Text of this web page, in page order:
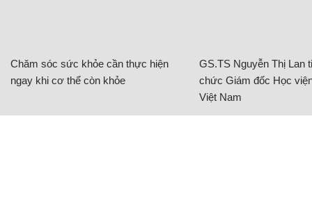
Chăm sóc sức khỏe cần thực hiện
ngay khi cơ thể còn khỏe
GS.TS Nguyễn Thị Lan
chức Giám đốc Học
Việt Nam